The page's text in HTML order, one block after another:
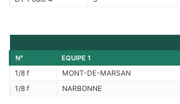
N°
EQUIPE 1
1/8 f MONT-DE-MARSAN
1/8 f
NARBONNE